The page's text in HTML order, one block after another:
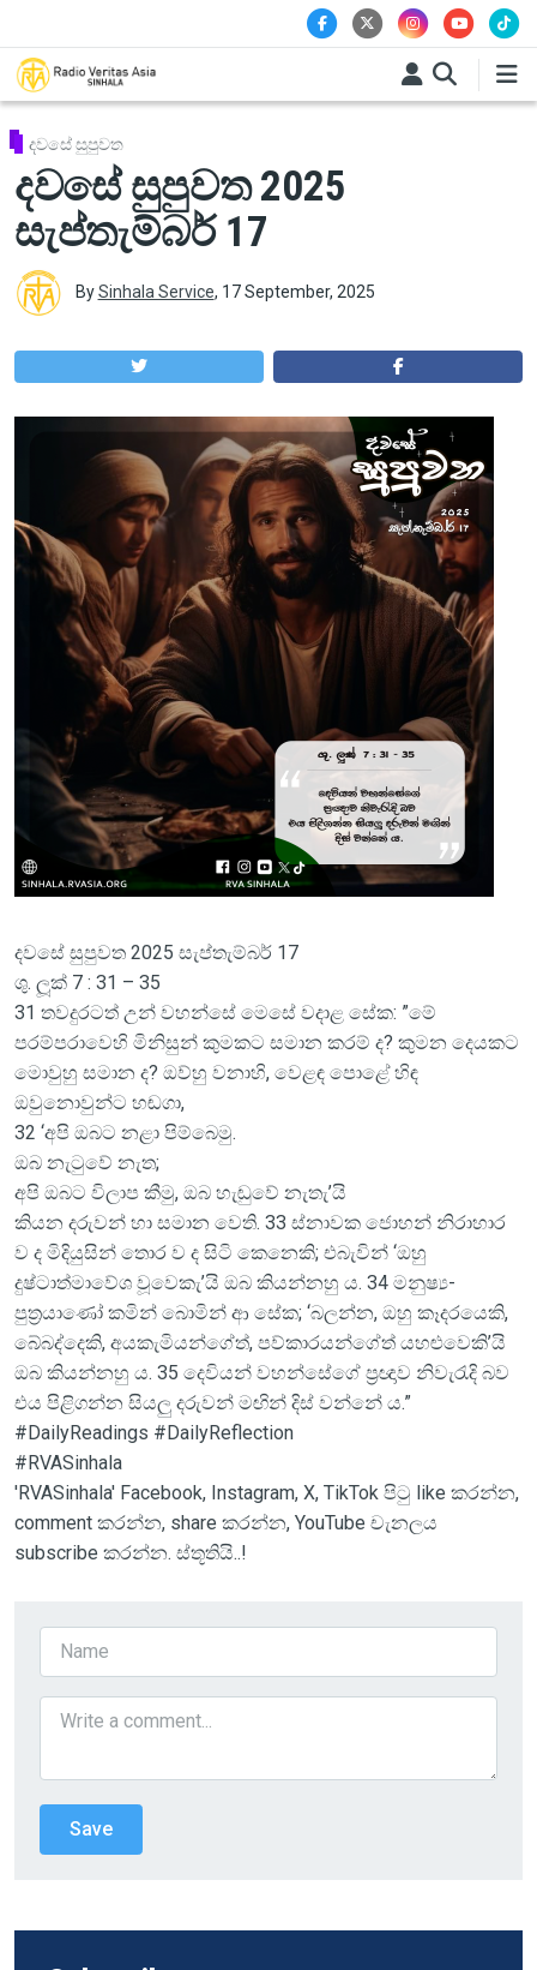
දවසේ සුපුවත
දවසේ සුපුවත 2025
සැප්තැම්බර් 17
BySinhala Service, 17 September, 2025
දවසේ සුපුවත 2025 සැප්තැම්බර් 17
ශු. ලූක් 7 : 31 – 35
31 තවදුරටත් උන් වහන්සේ මෙ‍සේ වදාළ සේක: ”මේ
පරම්පරාවෙහි මිනිසුන් කුමකට සමාන කරම් ද? කුමන දෙයකට
මොවුහු සමාන ද? ඔව්හු වනාහි, වෙළඳ පොළේ හිඳ
ඔවුනොවුන්ට හඬගා,
32 ‘අපි ඔබට නළා පිම්බෙමු.
ඔබ නැටුවේ නැත;
අපි ඔබට විලාප කීමු, ඔබ හැඬුවේ නැතැ’යි
කියන දරුවන් හා සමාන වෙති. 33 ස්නාවක ජොහන් නිරාහාර
ව ද මිදියුසින් තොර ව ද සිටි කෙනෙකි; එබැවින් ‘ඔහු
දුෂ්ටාත්මාවේශ වූවෙකැ’යි ඔබ කියන්නහු ය. 34 මනුෂ්‍ය-
පුත්‍රයාණෝ කමින් බොමින් ආ සේක; ‘බලන්න, ඔහු කෑදරයෙකි,
බේබද්දෙකි, අයකැමියන්ගේත්, පව්කාරයන්ගේත් යහළුවෙකි’යි
ඔබ කියන්නහු ය. 35 දෙවියන් වහන්සේගේ ප්‍රඥාව නිවැරැදි බව
එය පිළිගන්න සියලු දරුවන් මඟින් දිස් වන්නේ ය.”
#DailyReadings #DailyReflection
#RVASinhala
'RVASinhala' Facebook, Instagram, X, TikTok පිටු like කරන්න,
comment කරන්න, share කරන්න, YouTube චැනලය
subscribe කරන්න. ස්තූතියි..!